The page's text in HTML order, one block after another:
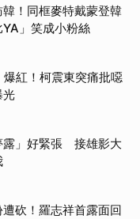
韓！同框麥特戴蒙登韓
」笑成小粉絲
紅！柯震東突痛批噁
露」好緊張 接雄影大
砍！羅志祥首露面回